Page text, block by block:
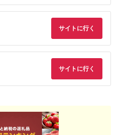
サイトに行く
サイトに行く